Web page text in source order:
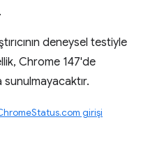
deneysel testiyle
Chrome 147'de
sunulmayacaktır.
girişi